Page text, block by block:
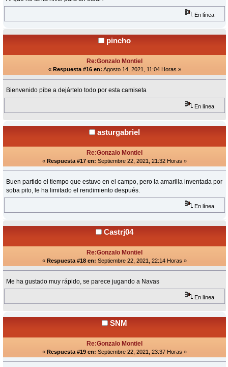
En línea
pincho
Re:Gonzalo Montiel
« Respuesta #16 en: Agosto 14, 2021, 11:04 Horas »
Bienvenido pibe a dejártelo todo por esta camiseta
En línea
asturgabriel
Re:Gonzalo Montiel
« Respuesta #17 en: Septiembre 22, 2021, 21:32 Horas »
Buen partido el tiempo que estuvo en el campo, pero la amarilla inventada por
soba pito, le ha limitado el rendimiento después.
En línea
Castrj04
Re:Gonzalo Montiel
« Respuesta #18 en: Septiembre 22, 2021, 22:14 Horas »
Me ha gustado muy rápido, se parece jugando a Navas
En línea
SNM
Re:Gonzalo Montiel
« Respuesta #19 en: Septiembre 22, 2021, 23:37 Horas »